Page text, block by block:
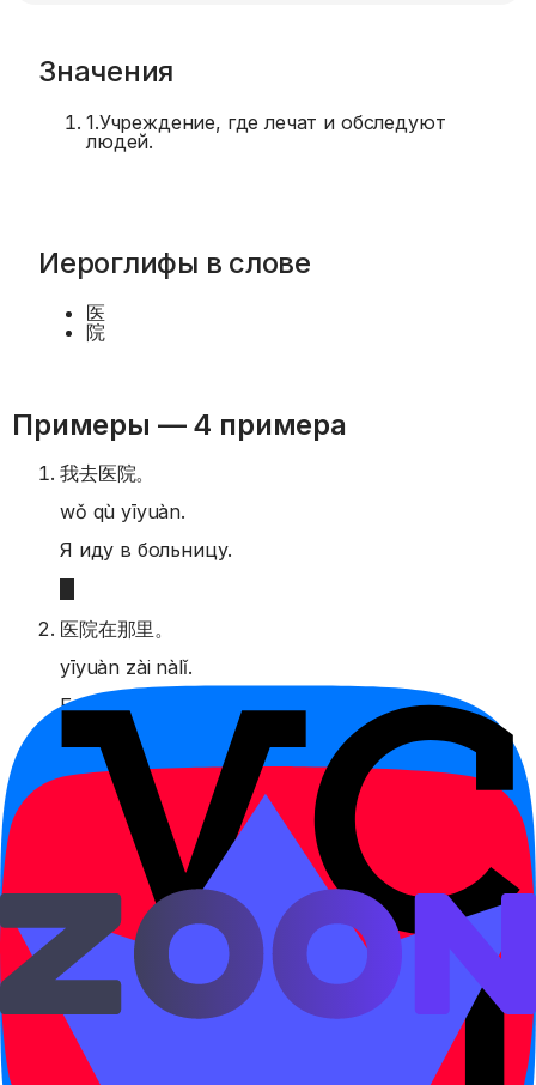
Значения
1.Учреждение, где лечат и обследуют
людей.
Иероглифы в слове
医
院
Примеры — 4 примера
我去医院。
wǒ qù yīyuàn.
Я иду в больницу.
医院在那里。
yīyuàn zài nàlǐ.
Больница вон там.
他去医院了。
tā qù yīyuàn le.
Он пошёл в больницу.
这家医院很大。
zhè jiā yīyuàn hěn dà.
Эта больница большая.